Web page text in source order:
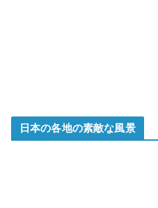
日本の各地の素敵な風景